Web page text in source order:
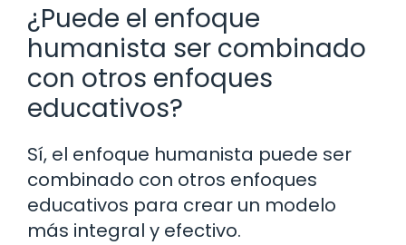
¿Puede el enfoque
humanista ser combinado
con otros enfoques
educativos?
Sí, el enfoque humanista puede ser
combinado con otros enfoques
educativos para crear un modelo
más integral y efectivo.